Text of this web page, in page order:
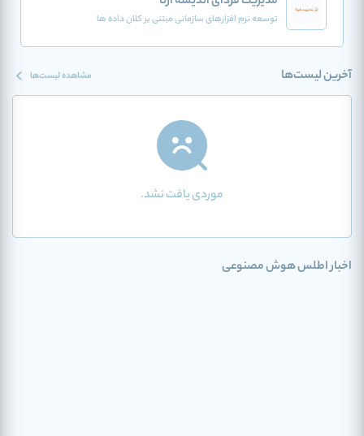
توسعه نرم افزارهای سازمانی مبتنی بر کلان داده ها
آخرین لیست‌ها مشاهده لیست‌ها
موردی یافت نشد.
اخبار اطلس هوش مصنوعی